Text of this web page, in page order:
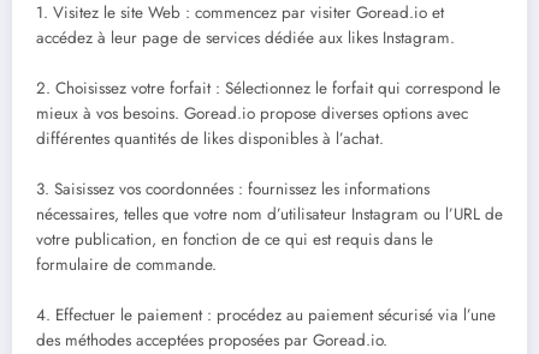
1. Visitez le site Web : commencez par visiter Goread.io et
accédez à leur page de services dédiée aux likes Instagram.
2. Choisissez votre forfait : Sélectionnez le forfait qui correspond le
mieux à vos besoins. Goread.io propose diverses options avec
différentes quantités de likes disponibles à l’achat.
3. Saisissez vos coordonnées : fournissez les informations
nécessaires, telles que votre nom d’utilisateur Instagram ou l’URL de
votre publication, en fonction de ce qui est requis dans le
formulaire de commande.
4. Effectuer le paiement : procédez au paiement sécurisé via l’une
des méthodes acceptées proposées par Goread.io.